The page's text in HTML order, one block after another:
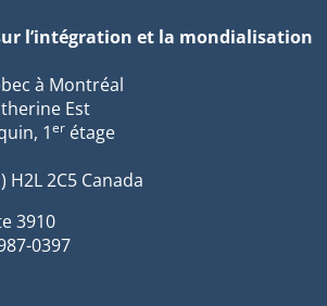
l’intégration et la mondialisation
à Montréal
Est
1er étage
2C5 Canada
3910
0397